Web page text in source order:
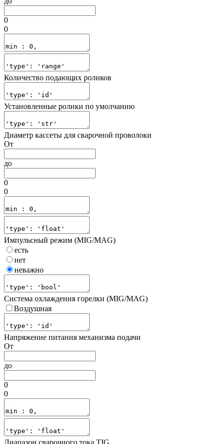
0
0
Количество подающих роликов
Установленные ролики по умолчанию
Диаметр кассеты для сварочной проволоки
От
до
0
0
Импульсный режим (MIG/MAG)
есть
нет
неважно
Система охлаждения горелки (MIG/MAG)
Воздушная
Напряжение питания механизма подачи
От
до
0
0
Диапазон сварочного тока TIG